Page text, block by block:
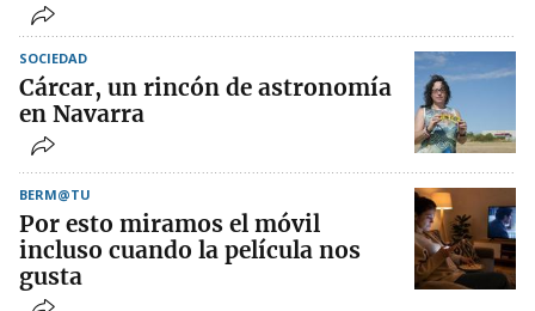
SOCIEDAD
Cárcar, un rincón de astronomía
en Navarra
BERM@TU
Por esto miramos el móvil
incluso cuando la película nos
gusta